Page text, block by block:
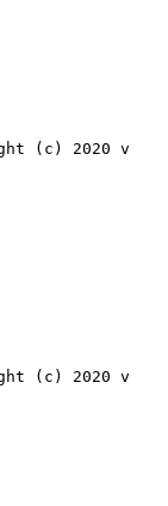
(c) 2020 v
(c) 2020 v